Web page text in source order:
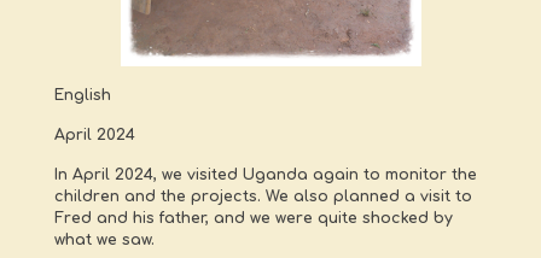
English
April 2024
In April 2024, we visited Uganda again to monitor the
children and the projects. We also planned a visit to
Fred and his father, and we were quite shocked by
what we saw.